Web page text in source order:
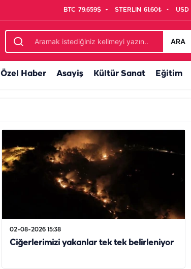
BTC 79.659$ STERLIN 61,60₺ USD
ARA
Özel Haber Asayiş Kültür Sanat Eğitim
02-08-2026 15:38
Ciğerlerimizi yakanlar tek tek belirleniyor